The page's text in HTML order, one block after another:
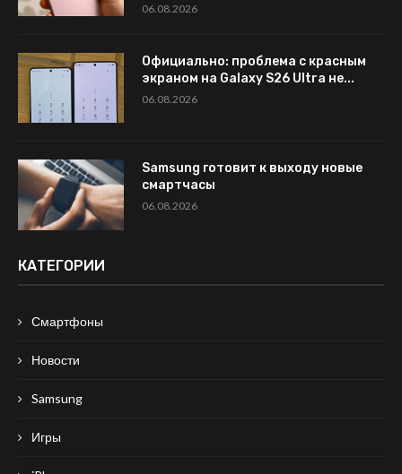
06.08.2026
Официально: проблема с красным
экраном на Galaxy S26 Ultra не...
06.08.2026
Samsung готовит к выходу новые
смартчасы
06.08.2026
КАТЕГОРИИ
Смартфоны
Новости
Samsung
Игры